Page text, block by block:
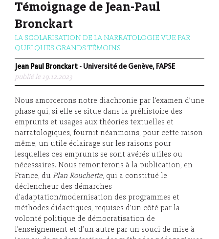
Témoignage de Jean-Paul
Bronckart
LA SCOLARISATION DE LA NARRATOLOGIE VUE PAR
QUELQUES GRANDS TÉMOINS
Jean Paul Bronckart - Université de Genève, FAPSE
publié le 19.12.2023
Nous amorcerons notre diachronie par l’examen d’une
phase qui, si elle se situe dans la préhistoire des
emprunts et usages aux théories textuelles et
narratologiques, fournit néanmoins, pour cette raison
même, un utile éclairage sur les raisons pour
lesquelles ces emprunts se sont avérés utiles ou
nécessaires. Nous remonterons à la publication, en
France, du Plan Rouchette, qui a constitué le
déclencheur des démarches
d’adaptation/modernisation des programmes et
méthodes didactiques, requises d’un côté par la
volonté politique de démocratisation de
l’enseignement et d’un autre par un souci de mise à